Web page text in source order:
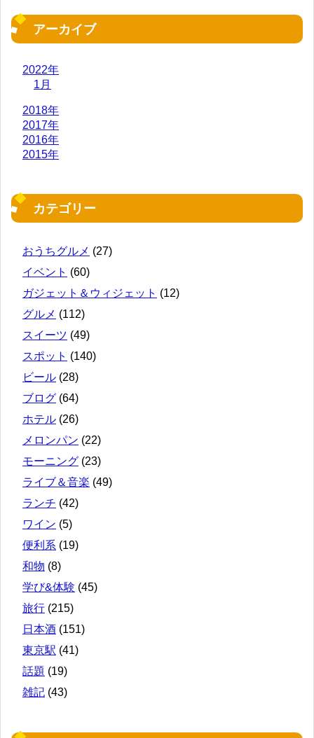
アーカイブ
2022年
1月
2018年
2017年
2016年
2015年
カテゴリー
おうちグルメ (27)
イベント (60)
ガジェット＆ウィジェット (12)
グルメ (112)
スイーツ (49)
スポット (140)
ビール (28)
ブログ (64)
ホテル (26)
メロンパン (22)
モーニング (23)
ライブ＆音楽 (49)
ランチ (42)
ワイン (5)
便利系 (19)
和物 (8)
学び&体験 (45)
旅行 (215)
日本酒 (151)
東京駅 (41)
話題 (19)
雑記 (43)